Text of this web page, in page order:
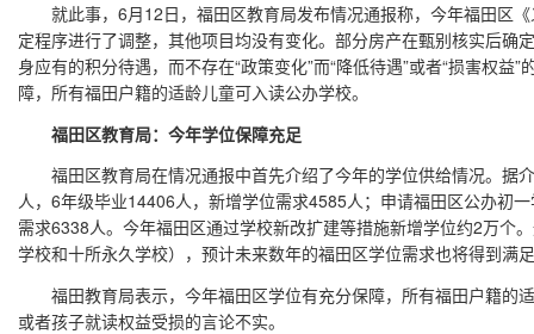
就此事，6月12日，福田区教育局发布情况通报称，今年福田区《
定程序进行了调整，其他项目均没有变化。部分房产在甄别核实后确
身应有的积分待遇，而不存在“政策变化”而“降低待遇”或者“损害权益
障，所有福田户籍的适龄儿童可入读公办学校。
福田区教育局：今年学位保障充足
福田区教育局在情况通报中首先介绍了今年的学位供给情况。据
人，6年级毕业14406人，新增学位需求4585人；申请福田区公办初
需求6338人。今年福田区通过学校新改扩建等措施新增学位约2万个
学校和十所永久学校），预计未来数年的福田区学位需求也将得到满
福田教育局表示，今年福田区学位有充分保障，所有福田户籍的
或者孩子就读权益受损的言论不实。